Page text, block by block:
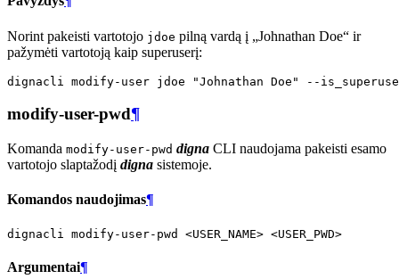
Norint pakeisti vartotojo jdoe pilną vardą į „Johnathan Doe“ ir
pažymėti vartotoją kaip superuserį:
dignacli modify-user jdoe "Johnathan Doe"
modify-user-pwd¶
Komanda modify-user-pwd digna CLI naudojama pakeisti esamo
vartotojo slaptažodį digna sistemoje.
Komandos naudojimas¶
dignacli modify-user-pwd <USER_NAME>
Argumentai¶